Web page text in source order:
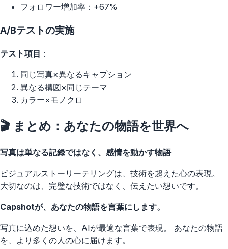
フォロワー増加率：+67%
A/Bテストの実施
テスト項目 ：
同じ写真×異なるキャプション
異なる構図×同じテーマ
カラー×モノクロ
🎬 まとめ：あなたの物語を世界へ
写真は単なる記録ではなく、感情を動かす物語
ビジュアルストーリーテリングは、技術を超えた心の表現。
大切なのは、完璧な技術ではなく、伝えたい想いです。
Capshotが、あなたの物語を言葉にします。
写真に込めた想いを、AIが最適な言葉で表現。 あなたの物語
を、より多くの人の心に届けます。